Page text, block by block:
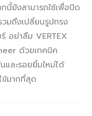
นี้ยังสามารถใช้เพื่อปิด
มถึงเปลี่ยนรูปทรง
อย่าลืม VERTEX
ด้วยเทคนิค
และรอยยิ้มใหม่ได้
ข้มากที่สุด